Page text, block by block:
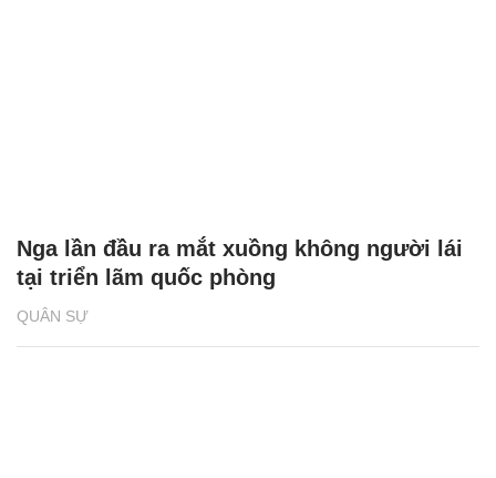
QUÂN SỰ
Nga lần đầu ra mắt xuồng không người lái
tại triển lãm quốc phòng